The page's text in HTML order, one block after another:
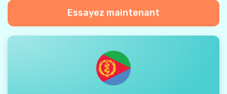
Essayez maintenant